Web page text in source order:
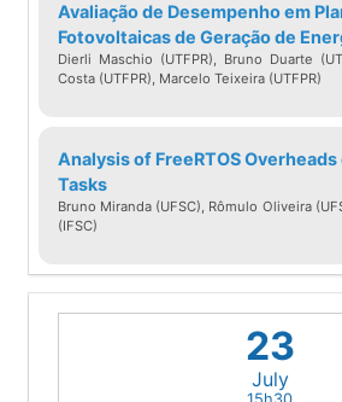
Wellington Santos
graduação em
Computação pela PUC-
em Ciência da
(UK). Atualmente é
CNPq, e membro
Excelência em
UFG. Tem
computação paralela,
Avaliação de Desempenho em
Fotovoltaicas de Geração de
Dierli Maschio (UTFPR), Bruno Duarte
Costa (UTFPR), Marcelo Teixeira (UTFPR)
Analysis of FreeRTOS
Tasks
Bruno Miranda (UFSC), Rômulo Oliveira
(IFSC)
23
July